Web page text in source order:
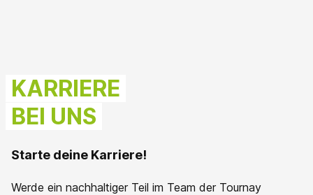
KARRIERE
BEI UNS
Starte deine Karriere!
Werde ein nachhaltiger Teil im Team der Tournay